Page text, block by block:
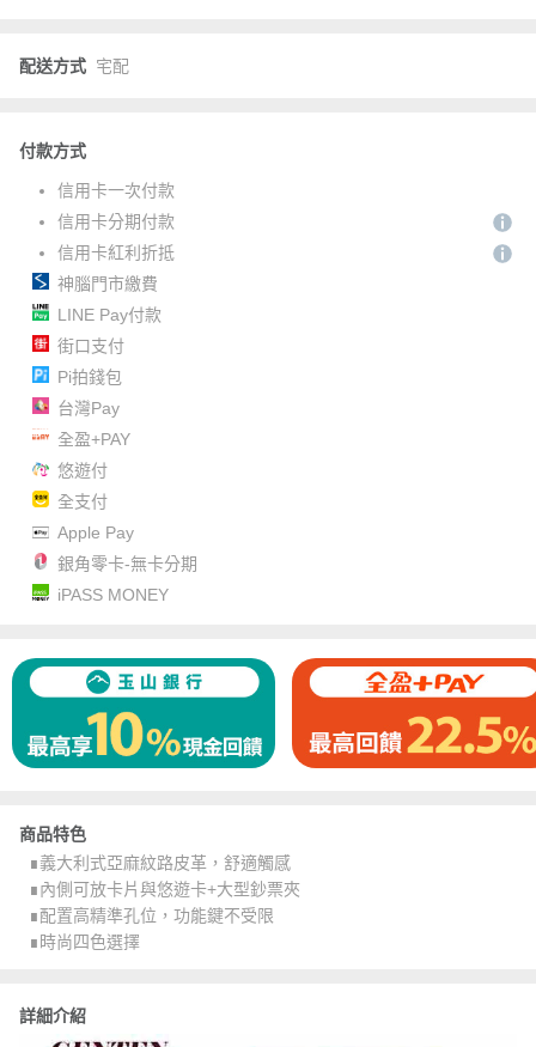
配送方式 宅配
付款方式
信用卡一次付款
信用卡分期付款
信用卡紅利折抵
神腦門市繳費
LINE Pay付款
街口支付
Pi拍錢包
台灣Pay
全盈+PAY
悠遊付
全支付
Apple Pay
銀角零卡-無卡分期
iPASS MONEY
商品特色
∎義大利式亞麻紋路皮革，舒適觸感
∎內側可放卡片與悠遊卡+大型鈔票夾
∎配置高精準孔位，功能鍵不受限
∎時尚四色選擇
詳細介紹